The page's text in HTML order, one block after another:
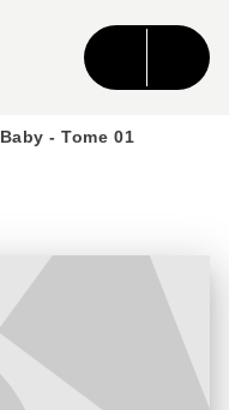
CONTENU
Baby - Tome 01